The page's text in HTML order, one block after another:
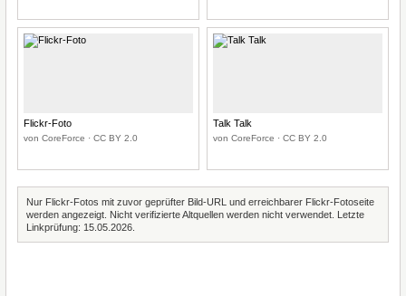
Flickr-Foto
von CoreForce · CC BY 2.0
Talk Talk
von CoreForce · CC BY 2.0
Nur Flickr-Fotos mit zuvor geprüfter Bild-URL und erreichbarer Flickr-Fotoseite
werden angezeigt. Nicht verifizierte Altquellen werden nicht verwendet. Letzte
Linkprüfung: 15.05.2026.